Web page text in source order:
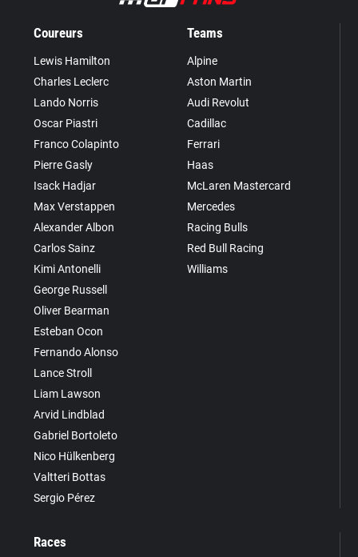
Coureurs
Lewis Hamilton
Charles Leclerc
Lando Norris
Oscar Piastri
Franco Colapinto
Pierre Gasly
Isack Hadjar
Max Verstappen
Alexander Albon
Carlos Sainz
Kimi Antonelli
George Russell
Oliver Bearman
Esteban Ocon
Fernando Alonso
Lance Stroll
Liam Lawson
Arvid Lindblad
Gabriel Bortoleto
Nico Hülkenberg
Valtteri Bottas
Sergio Pérez
Teams
Alpine
Aston Martin
Audi Revolut
Cadillac
Ferrari
Haas
McLaren Mastercard
Mercedes
Racing Bulls
Red Bull Racing
Williams
Races